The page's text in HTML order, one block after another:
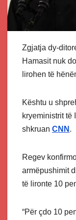
Zgjatja dy-
Hamasit nuk
lirohen të
Kështu u
kryeministrit të
shkruan CNN .
Regev
armëpushimit
të lironte 10
“Për çdo 10